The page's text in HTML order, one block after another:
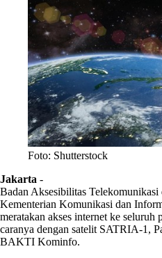
Foto: Shutterstock
Jakarta -
Badan Aksesibilitas
Kementerian Komunikasi dan
meratakan akses internet ke seluruh
caranya dengan satelit SATRIA-1,
BAKTI Kominfo.